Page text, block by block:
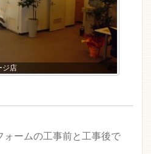
ジ店
ームの工事前と工事後で